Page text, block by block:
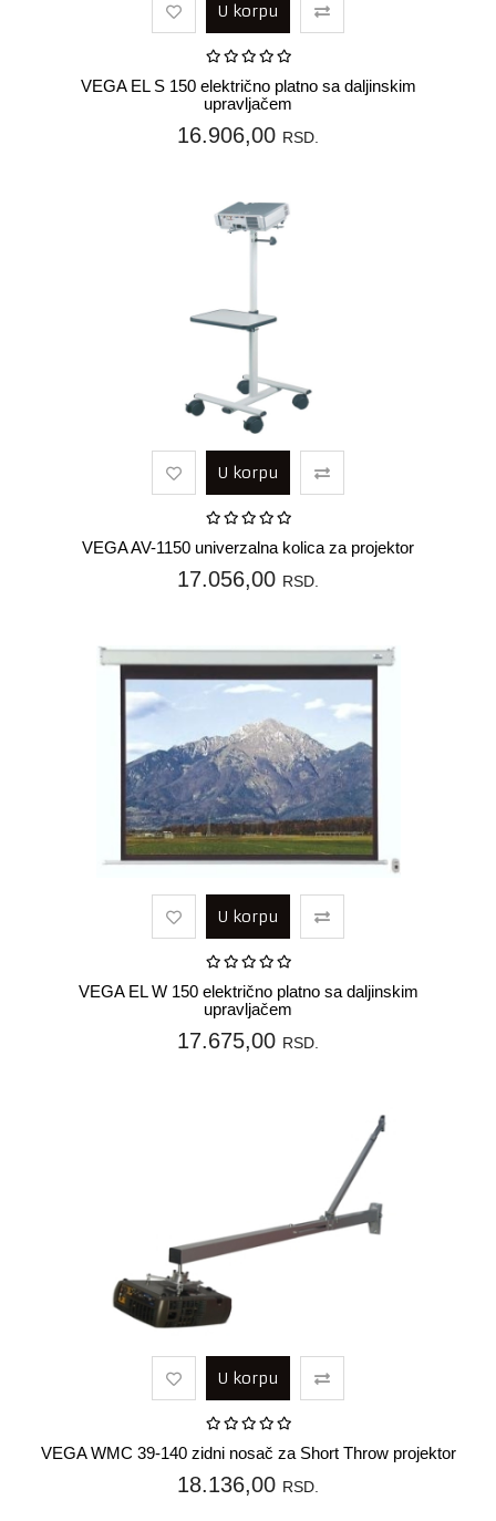
U korpu
VEGA EL S 150 električno platno sa daljinskim
upravljačem
16.906,00 RSD.
U korpu
VEGA AV-1150 univerzalna kolica za projektor
17.056,00 RSD.
U korpu
VEGA EL W 150 električno platno sa daljinskim
upravljačem
17.675,00 RSD.
U korpu
VEGA WMC 39-140 zidni nosač za Short Throw projektor
18.136,00 RSD.